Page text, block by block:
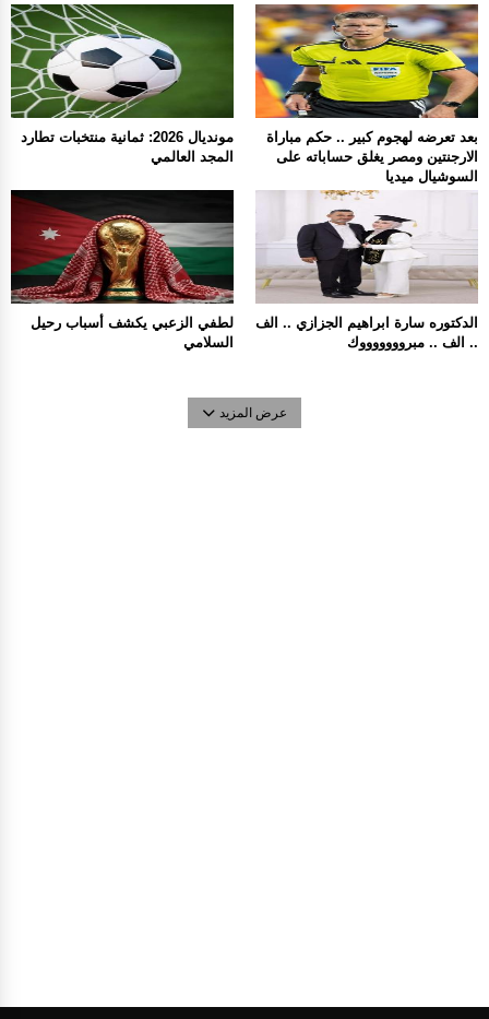
مونديال 2026: ثمانية منتخبات تطارد
المجد العالمي
بعد تعرضه لهجوم كبير .. حكم مباراة
الارجنتين ومصر يغلق حساباته على
السوشيال ميديا
لطفي الزعبي يكشف أسباب رحيل
السلامي
الدكتوره سارة ابراهيم الجزازي .. الف
.. الف .. مبروووووووك
عرض المزيد